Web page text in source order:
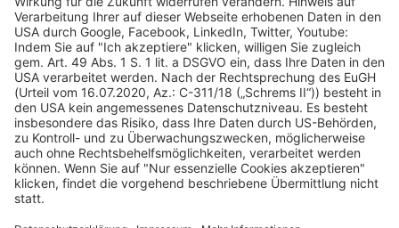
gulden röttger rechtsanwälte
Jean-Pierre-Jungels-Str.10
55126 Mainz
06131 240950
anfrage@ggr-law.com